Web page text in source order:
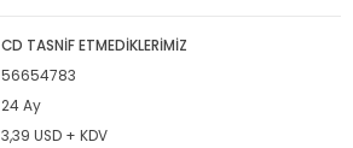
CD TASNİF ETMEDİKLERİMİZ
56654783
24 Ay
3,39 USD + KDV